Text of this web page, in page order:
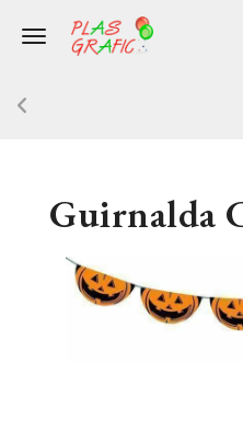
Toggle navigation
Guirnalda